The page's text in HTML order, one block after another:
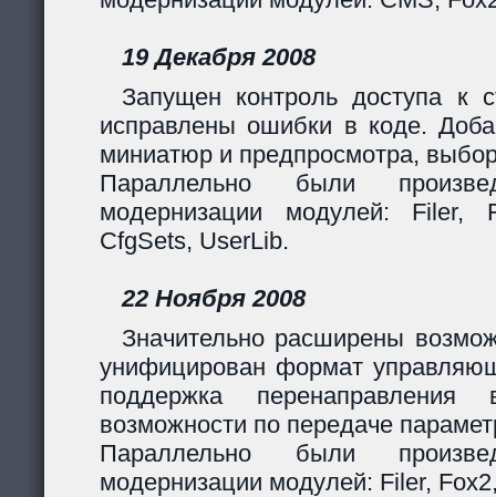
19 Декабря 2008
Запущен контроль доступа к
исправлены ошибки в коде.
миниатюр и предпросмотра,
Параллельно были
модернизации модулей: Filer,
CfgSets, UserLib.
22 Ноября 2008
Значительно расширены
унифицирован формат
поддержка
возможности по передаче
Параллельно были
модернизации модулей: Filer,